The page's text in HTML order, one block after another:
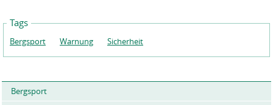
Tags
Bergsport Warnung Sicherheit
Bergsport